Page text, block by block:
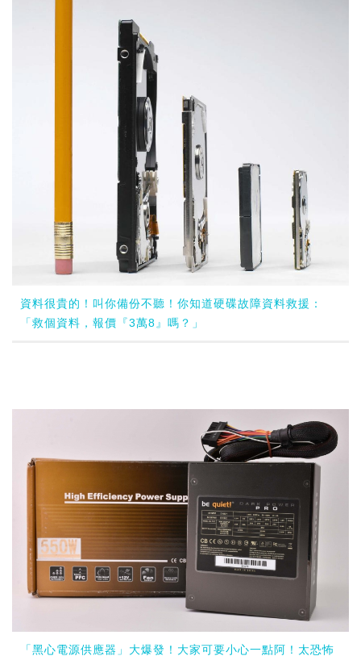
資料很貴的！叫你備份不聽！你知道硬碟故障資料救援：
「救個資料，報價『3萬8』嗎？」
「黑心電源供應器」大爆發！大家可要小心一點阿！太恐怖